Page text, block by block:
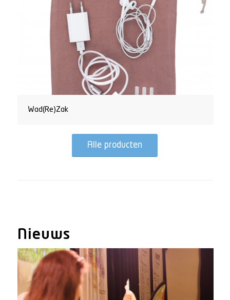
Wad(Re)Zak
Alle producten
Nieuws